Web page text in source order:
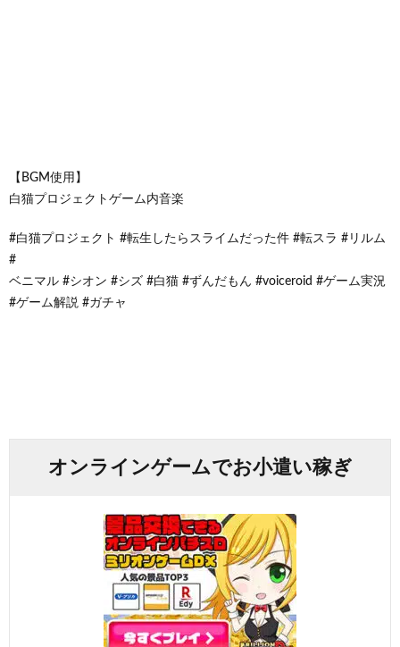
【BGM使用】
白猫プロジェクトゲーム内音楽
#白猫プロジェクト #転生したらスライムだった件 #転スラ #リルム
#
ベニマル #シオン #シズ #白猫 #ずんだもん #voiceroid #ゲーム実況
#ゲーム解説 #ガチャ
オンラインゲームでお小遣い稼ぎ